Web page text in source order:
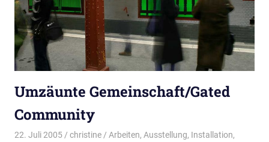
Umzäunte Gemeinschaft/Gated
Community
22. Juli 2005 christine Arbeiten, Ausstellung, Installation,